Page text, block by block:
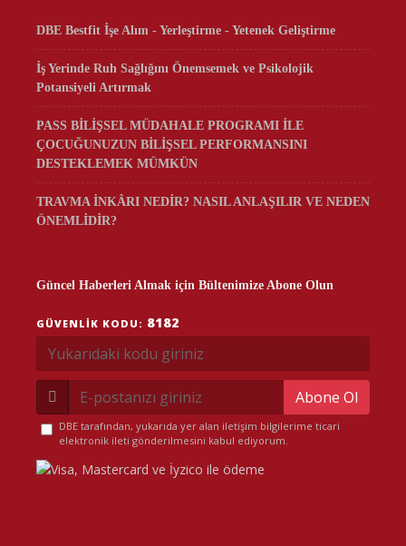
DBE Bestfit İşe Alım - Yerleştirme - Yetenek Geliştirme
İş Yerinde Ruh Sağlığını Önemsemek ve Psikolojik
Potansiyeli Artırmak
PASS BİLİŞSEL MÜDAHALE PROGRAMI İLE
ÇOCUĞUNUZUN BİLİŞSEL PERFORMANSINI
DESTEKLEMEK MÜMKÜN
TRAVMA İNKÂRI NEDİR? NASIL ANLAŞILIR VE NEDEN
ÖNEMLİDİR?
Güncel Haberleri Almak için Bültenimize Abone Olun
GÜVENLIK KODU: 8182
Abone Ol
DBE tarafından, yukarıda yer alan iletişim bilgilerime ticari
elektronik ileti gönderilmesini kabul ediyorum.